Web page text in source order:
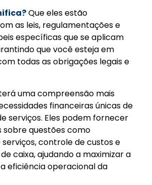
Que eles estão
as leis, regulamentações e
específicas que se aplicam
que você esteja em
todas as obrigações legais e
uma compreensão mais
financeiras únicas de
serviços. Eles podem fornecer
sobre questões como
controle de custos e
caixa, ajudando a maximizar a
eficiência operacional da